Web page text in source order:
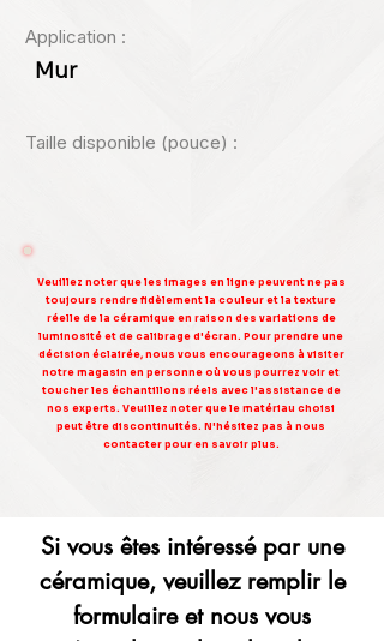
Application :
Mur
Taille disponible (pouce) :
Veuillez noter que les images en ligne peuvent ne pas
toujours rendre fidèlement la couleur et la texture
réelle de la céramique en raison des variations de
luminosité et de calibrage d'écran. Pour prendre une
décision éclairée, nous vous encourageons à visiter
notre magasin en personne où vous pourrez voir et
toucher les échantillons réels avec l'assistance de
nos experts. Veuillez noter que le matériau choisi
peut être discontinuités. N'hésitez pas à nous
contacter pour en savoir plus.
Si vous êtes intéressé par une
céramique, veuillez remplir le
formulaire et nous vous